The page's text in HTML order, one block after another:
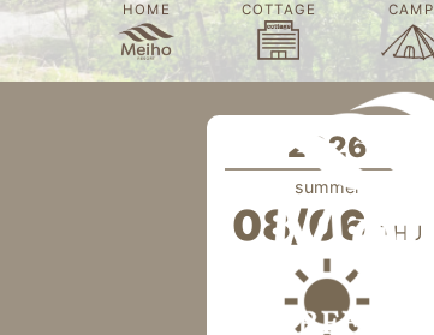
HOME COTTAGE CAMP
2026
summer
08/06 THU